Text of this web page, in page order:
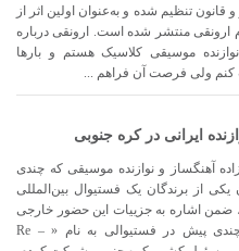
تنظیم شده و به‌عنوان اولین اثر از
منتشر شده است. ارونقی درباره
موسیقی کلاسیک هستم و بارها
ولی فرصت آن فراهم ...
ایرانی در کره جنوبی
آهنگساز و نوازنده موسیقی که چندی
از برندگان یک فستیوال بین‌المللی
اشاره به جزییات این حضور خارجی
توضیح داد: چندی پیش در فستیوالی به نام « Re –